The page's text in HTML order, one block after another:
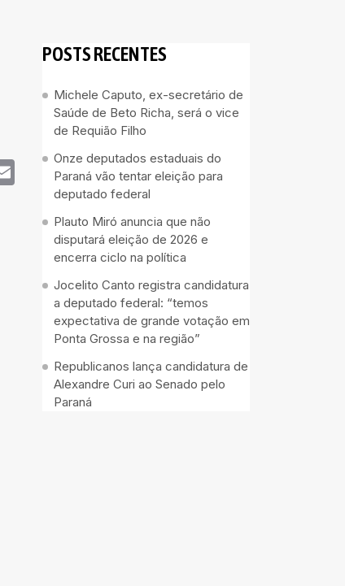
Email
POSTS RECENTES
Michele Caputo, ex-secretário de
Saúde de Beto Richa, será o vice
de Requião Filho
Onze deputados estaduais do
Paraná vão tentar eleição para
deputado federal
Plauto Miró anuncia que não
disputará eleição de 2026 e
encerra ciclo na política
Jocelito Canto registra candidatura
a deputado federal: “temos
expectativa de grande votação em
Ponta Grossa e na região”
Republicanos lança candidatura de
Alexandre Curi ao Senado pelo
Paraná